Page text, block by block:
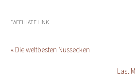
*AFFILIATE LINK
« Die weltbesten Nussecken
Last